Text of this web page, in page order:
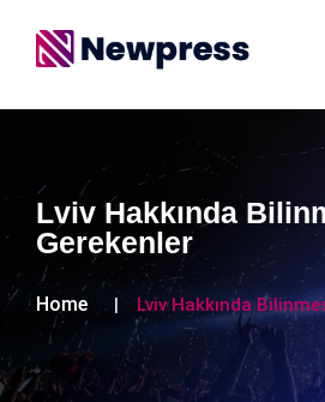
Lviv Hakkında
Gerekenler
Home Lviv Hakkında